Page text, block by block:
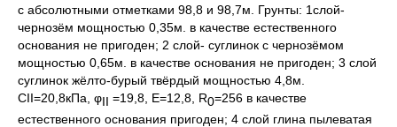
с абсолютными отметками 98,8 и 98,7м. Грунты: 1слой-
чернозём мощностью 0,35м. в качестве естественного
основания не пригоден; 2 слой- суглинок с чернозёмом
мощностью 0,65м. в качестве основания не пригоден; 3 слой
суглинок жёлто-бурый твёрдый мощностью 4,8м.
СII=20,8кПа, φII =19,8, Е=12,8, R0=256 в качестве
естественного основания пригоден; 4 слой глина пылеватая